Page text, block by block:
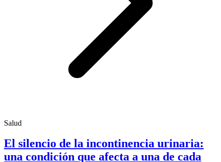
Salud
El silencio de la incontinencia urinaria:
una condición que afecta a una de cada